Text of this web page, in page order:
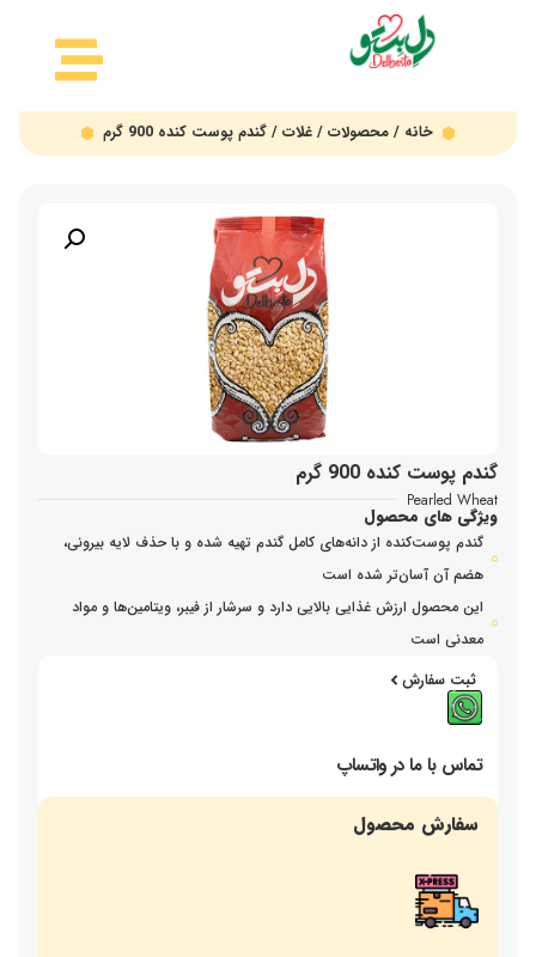
خانه / محصولات / غلات / گندم پوست کنده 900 گرم
گندم پوست کنده 900 گرم
Pearled Wheat
ویژگی های محصول
گندم پوست‌کنده از دانه‌های کامل گندم تهیه شده و با حذف لایه بیرونی،
هضم آن آسان‌تر شده است
این محصول ارزش غذایی بالایی دارد و سرشار از فیبر، ویتامین‌ها و مواد
معدنی است
ثبت سفارش
تماس با ما در واتساپ
سفارش محصول